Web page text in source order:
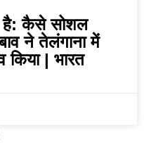
है: कैसे सोशल
ने तेलंगाना में
| भारत